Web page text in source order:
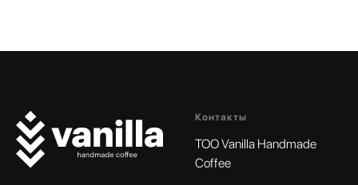
Контакты
TOO Vanilla Handmade
Coffee